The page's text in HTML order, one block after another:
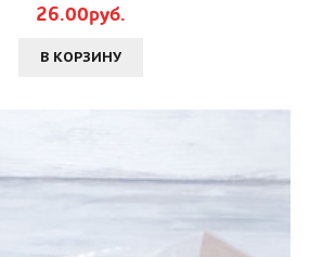
26.00руб.
В КОРЗИНУ